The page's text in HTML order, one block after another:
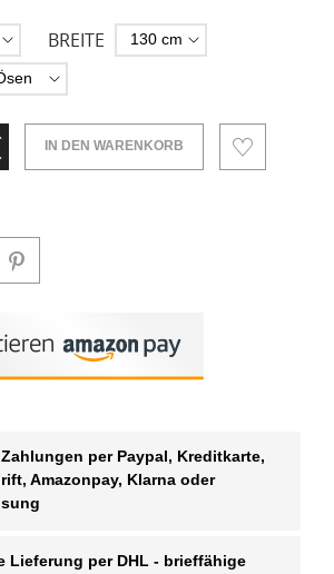
BREITE
IN DEN WARENKORB
per Paypal, Kreditkarte,
Amazonpay, Klarna oder
Lieferung per DHL - brieffähige